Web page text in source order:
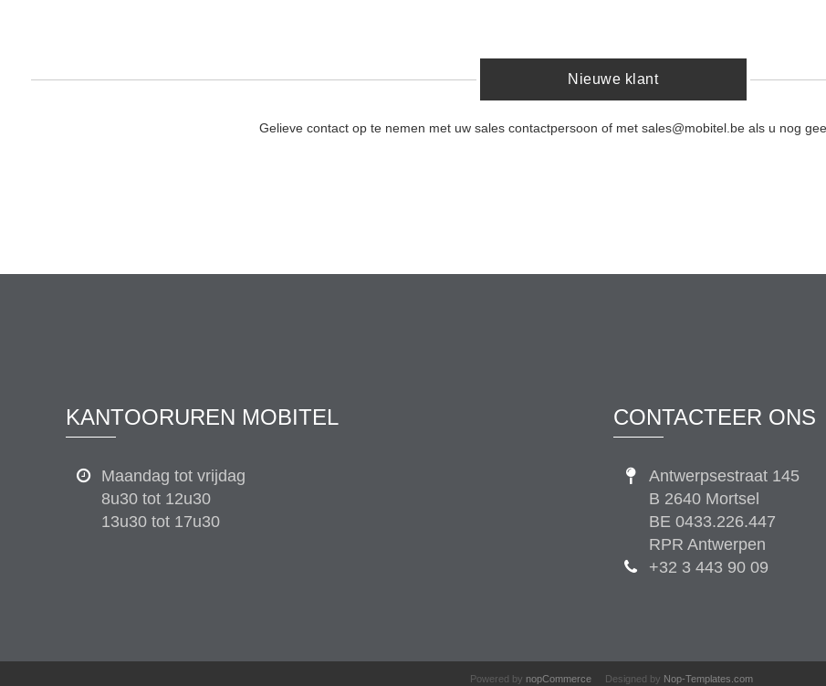
Nieuwe klant
Gelieve contact op te nemen met uw sales contactpersoon of met sales@mobitel.be als u nog
KANTOORUREN MOBITEL
Maandag tot vrijdag
8u30 tot 12u30
13u30 tot 17u30
CONTACTEER ONS
Antwerpsestraat 145
B 2640 Mortsel
BE 0433.226.447
RPR Antwerpen
+32 3 443 90 09
Powered by nopCommerce Designed by Nop-Templates.com